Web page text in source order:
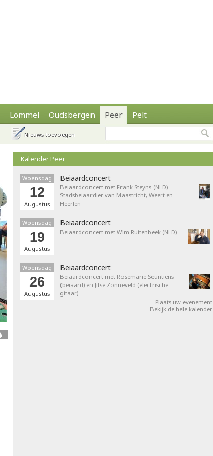
Lommel Oudsbergen Peer Pelt
Nieuws toevoegen
Kalender Peer
Woensdag
12
Augustus
Beiaardconcert
Beiaardconcert met Frank Steyns (NLD)
Stadsbeiaardier van Maastricht, Weert en
Heerlen
Woensdag
19
Augustus
Beiaardconcert
Beiaardconcert met Wim Ruitenbeek (NLD)
Woensdag
26
Augustus
Beiaardconcert
Beiaardconcert met Rosemarie Seuntiëns
(beiaard) en Jitse Zonneveld (electrische
gitaar)
Plaats uw evenement
Bekijk de hele kalender